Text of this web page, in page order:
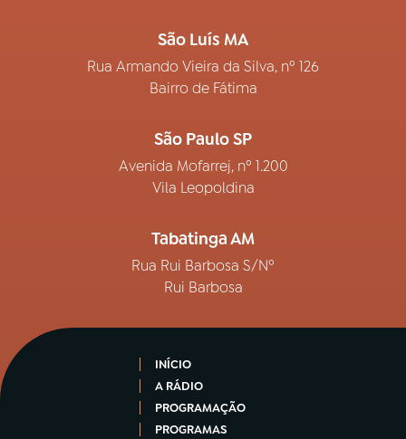
São Luís MA
Rua Armando Vieira da Silva, nº 126
Bairro de Fátima
São Paulo SP
Avenida Mofarrej, nº 1.200
Vila Leopoldina
Tabatinga AM
Rua Rui Barbosa S/Nº
Rui Barbosa
INÍCIO
A RÁDIO
PROGRAMAÇÃO
PROGRAMAS